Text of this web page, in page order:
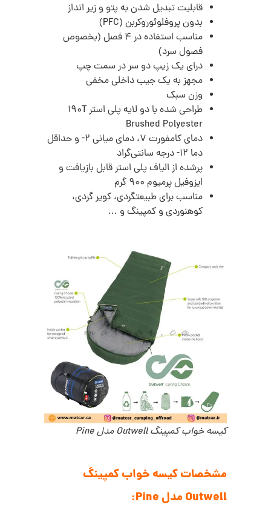
قابلیت تبدیل شدن به پتو و زیر انداز
بدون پروفلوئوروکربن (PFC)
مناسب استفاده در 4 فصل (بخصوص
فصول سرد)
درای یک زیپ دو سر در سمت چپ
مجهز به یک جیب داخلی مخفی
وزن سبک
طراحی شده با دو لایه پلی استر 190T
Brushed Polyester
دمای کامفورت 7، دمای میانی 2- و حداقل
دما 12- درجه سانتی‌گراد
پرشده از الیاف پلی استر قابل بازیافت و
ایزوفیل پرمیوم 900 گرم
مناسب برای طبیعتگردی، کویر گردی،
کوهنوردی و کمپینگ و …
کیسه خواب کمپینگ Outwell مدل Pine
مشخصات کیسه خواب کمپینگ
Outwell مدل Pine: